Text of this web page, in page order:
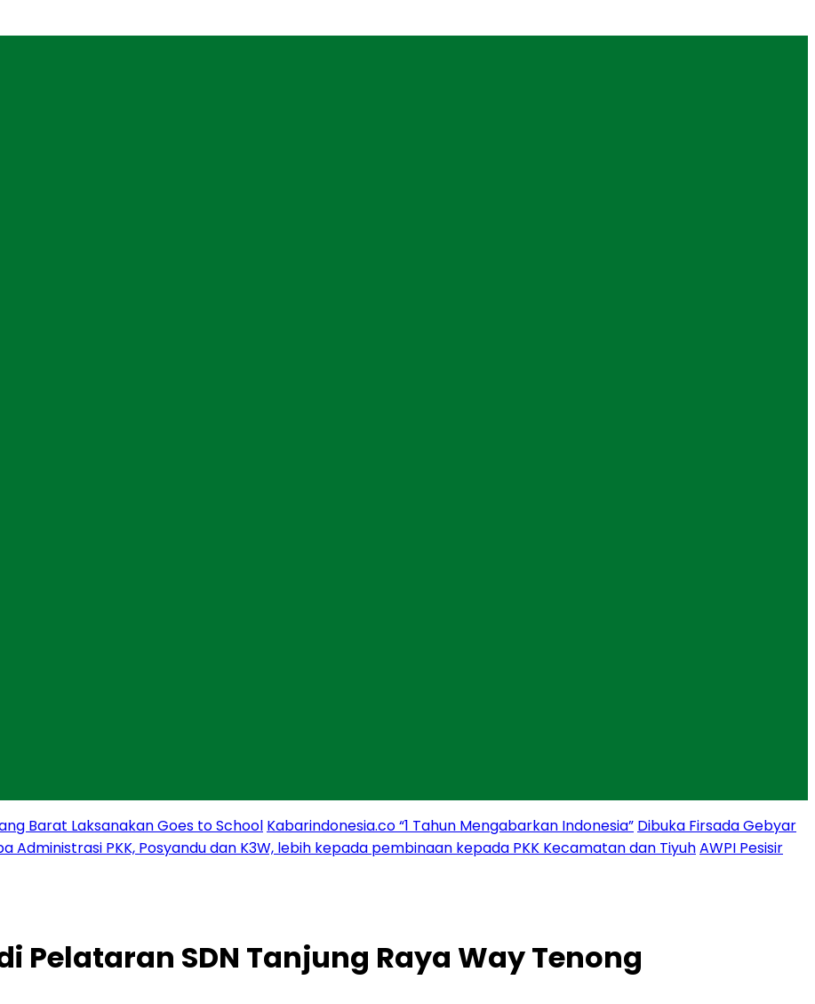
Barat Laksanakan Goes to School Kabarindonesia.co “1 Tahun Mengabarkan Indonesia” Dibuka Firsada Gebyar
Administrasi PKK, Posyandu dan K3W, lebih kepada pembinaan kepada PKK Kecamatan dan TiyuhAWPI Pesisir
Pelataran SDN Tanjung Raya Way Tenong